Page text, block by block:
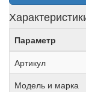
Параметр
Артикул
Модель и марка